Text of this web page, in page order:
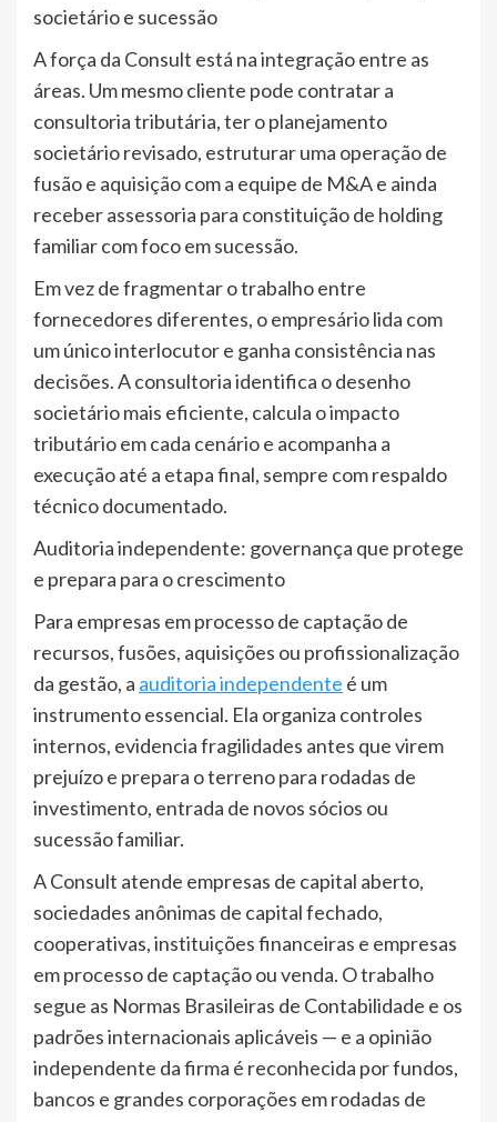
societário e sucessão
A força da Consult está na integração entre as
áreas. Um mesmo cliente pode contratar a
consultoria tributária, ter o planejamento
societário revisado, estruturar uma operação de
fusão e aquisição com a equipe de M&A e ainda
receber assessoria para constituição de holding
familiar com foco em sucessão.
Em vez de fragmentar o trabalho entre
fornecedores diferentes, o empresário lida com
um único interlocutor e ganha consistência nas
decisões. A consultoria identifica o desenho
societário mais eficiente, calcula o impacto
tributário em cada cenário e acompanha a
execução até a etapa final, sempre com respaldo
técnico documentado.
Auditoria independente: governança que protege
e prepara para o crescimento
Para empresas em processo de captação de
recursos, fusões, aquisições ou profissionalização
da gestão, a auditoria independente é um
instrumento essencial. Ela organiza controles
internos, evidencia fragilidades antes que virem
prejuízo e prepara o terreno para rodadas de
investimento, entrada de novos sócios ou
sucessão familiar.
A Consult atende empresas de capital aberto,
sociedades anônimas de capital fechado,
cooperativas, instituições financeiras e empresas
em processo de captação ou venda. O trabalho
segue as Normas Brasileiras de Contabilidade e os
padrões internacionais aplicáveis — e a opinião
independente da firma é reconhecida por fundos,
bancos e grandes corporações em rodadas de